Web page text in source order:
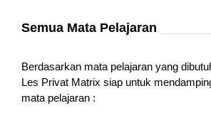
Semua Mata Pelajaran
Berdasarkan mata pelajaran yang
Les Privat Matrix siap untuk
mata pelajaran :